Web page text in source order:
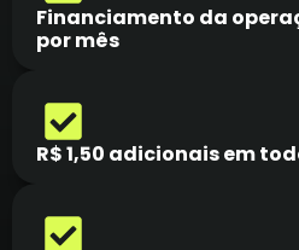
Financiamento da
por mês
R$ 1,50 adicionais em